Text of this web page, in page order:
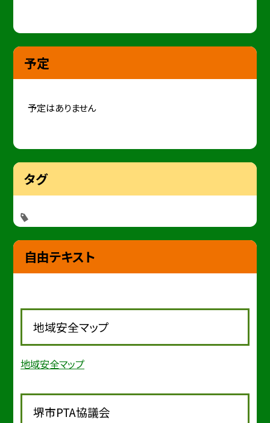
予定
予定はありません
タグ
自由テキスト
地域安全マップ
地域安全マップ
堺市PTA協議会